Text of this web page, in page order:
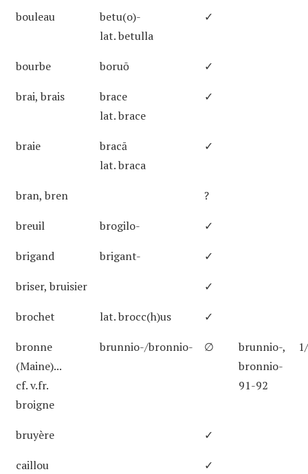
bouleau
betu(o)-
lat. betulla
✓
bourbe boruō
✓
brai, brais
brace
lat. brace
✓
braie
bracā
lat. braca
✓
bran, bren
?
breuil
brogilo-
✓
brigand
brigant-
✓
briser, bruisier
✓
brochet
lat. brocc(h)us
✓
bronne
(Maine)...
cf. v.fr.
broigne
brunnio-/bronnio- ∅
brunnio-,
bronnio-
91-92
bruyère
✓
caillou
✓